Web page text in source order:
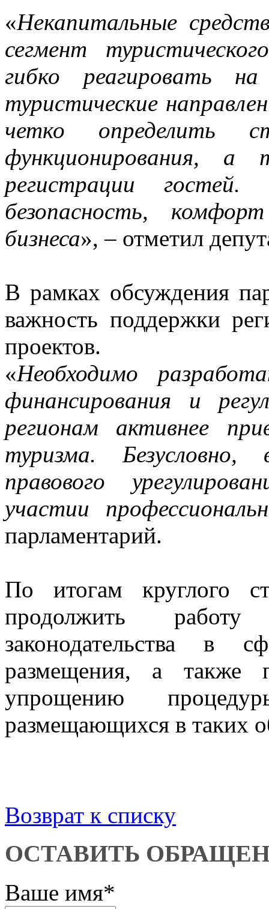
«Некапитальные
сегмент
гибко реагировать
туристические
четко определить
функционирования,
регистрации
безопасность,
бизнеса», – отметил
В рамках обсуждения
важность поддержки
проектов.
«Необходимо
финансирования и
регионам активнее
туризма.
правового
участии
парламентарий.
По итогам круглого
продолжить работу
законодательства в
размещения, а также
упрощению
размещающихся в таких
Возврат к списку
ОСТАВИТЬ
Ваше имя*